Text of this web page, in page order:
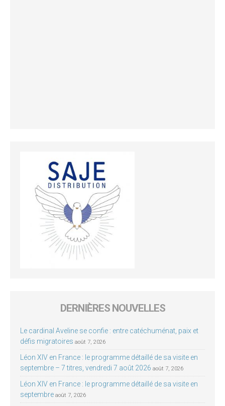
DERNIÈRES NOUVELLES
Le cardinal Aveline se confie : entre catéchuménat, paix et
défis migratoires août 7, 2026
Léon XIV en France : le programme détaillé de sa visite en
septembre – 7 titres, vendredi 7 août 2026 août 7, 2026
Léon XIV en France : le programme détaillé de sa visite en
septembre août 7, 2026